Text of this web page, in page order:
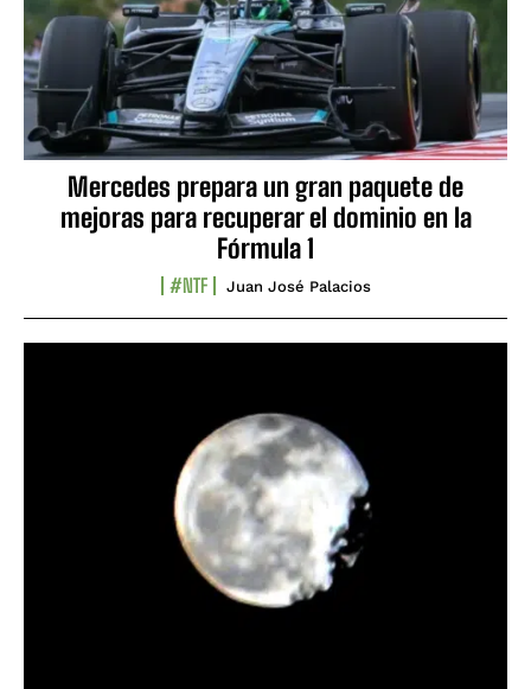
Mercedes prepara un gran paquete de
mejoras para recuperar el dominio en la
Fórmula 1
#NTF Juan José Palacios